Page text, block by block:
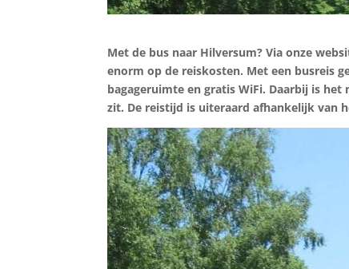
Met de bus naar Hilversum? Via onze
enorm op de reiskosten. Met een busreis
bagageruimte en gratis WiFi. Daarbij is
zit. De reistijd is uiteraard afhankelijk van